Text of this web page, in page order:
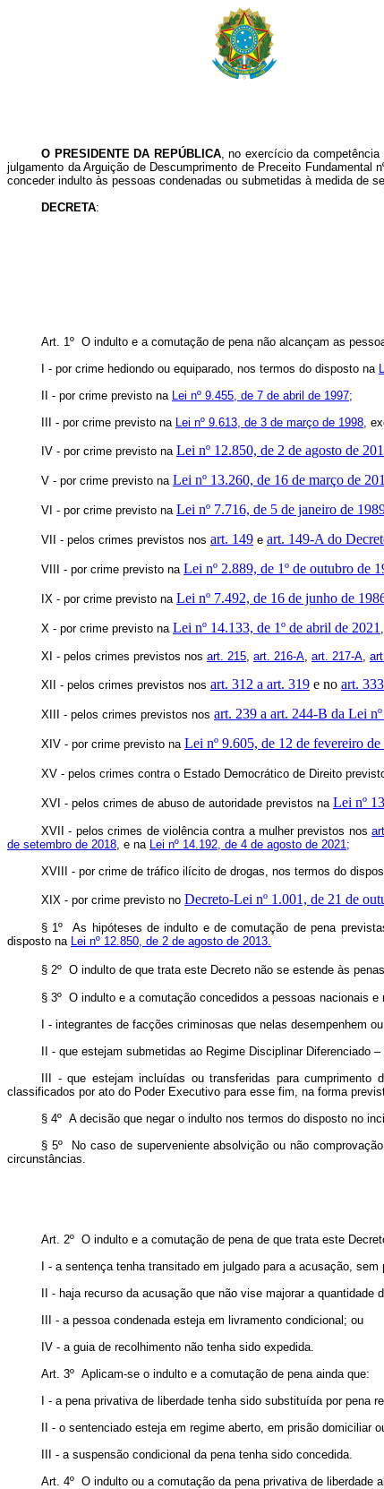
O PRESIDENTE DA REPÚBLICA, no exercício da
julgamento da Arguição de Descumprimento de Preceito
conceder indulto às pessoas condenadas ou submetidas à medida de
DECRETA:
Art. 1º O indulto e a comutação de pena não alcançam as
I - por crime hediondo ou equiparado, nos termos do disposto na
II - por crime previsto na Lei nº 9.455, de 7 de abril de 1997;
III - por crime previsto na Lei nº 9.613, de 3 de março de 1998,
IV - por crime previsto na Lei nº 12.850, de 2 de agosto de
V - por crime previsto na Lei nº 13.260, de 16 de março de
VI - por crime previsto na Lei nº 7.716, de 5 de janeiro de
VII - pelos crimes previstos nos art. 149 e art. 149-A do
VIII - por crime previsto na Lei nº 2.889, de 1º de outubro de
IX - por crime previsto na Lei nº 7.492, de 16 de junho de
X - por crime previsto na Lei nº 14.133, de 1º de abril de 2021
XI - pelos crimes previstos nos art. 215, art. 216-A, art. 217-A,
XII - pelos crimes previstos nos art. 312 a art. 319 e no art.
XIII - pelos crimes previstos nos art. 239 a art. 244-B da Lei
XIV - por crime previsto na Lei nº 9.605, de 12 de fevereiro de
XV - pelos crimes contra o Estado Democrático de Direito
XVI - pelos crimes de abuso de autoridade previstos na Lei nº
XVII - pelos crimes de violência contra a mulher previstos nos
de setembro de 2018, e na Lei nº 14.192, de 4 de agosto de 2021;
XVIII - por crime de tráfico ilícito de drogas, nos termos do
XIX - por crime previsto no Decreto-Lei nº 1.001, de 21 de
§ 1º As hipóteses de indulto e de comutação de pena
disposto na Lei nº 12.850, de 2 de agosto de 2013.
§ 2º O indulto de que trata este Decreto não se estende às
§ 3º O indulto e a comutação concedidos a pessoas nacionais
I - integrantes de facções criminosas que nelas desempenhem
II - que estejam submetidas ao Regime Disciplinar Diferenciado –
III - que estejam incluídas ou transferidas para
classificados por ato do Poder Executivo para esse fim, na forma
§ 4º A decisão que negar o indulto nos termos do disposto no
§ 5º No caso de superveniente absolvição ou não
circunstâncias.
Art. 2º O indulto e a comutação de pena de que trata este
I - a sentença tenha transitado em julgado para a acusação,
II - haja recurso da acusação que não vise majorar a
III - a pessoa condenada esteja em livramento condicional; ou
IV - a guia de recolhimento não tenha sido expedida.
Art. 3º Aplicam-se o indulto e a comutação de pena ainda que:
I - a pena privativa de liberdade tenha sido substituída por pena
II - o sentenciado esteja em regime aberto, em prisão domiciliar
III - a suspensão condicional da pena tenha sido concedida.
Art. 4º O indulto ou a comutação da pena privativa de liberdade